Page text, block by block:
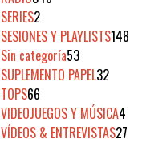
SERIES2
SESIONES Y PLAYLISTS148
Sin categoría53
SUPLEMENTO PAPEL32
TOPS66
VIDEOJUEGOS Y MÚSICA4
VÍDEOS & ENTREVISTAS27